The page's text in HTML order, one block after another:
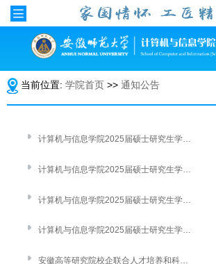
当前位置: 学院首页 >> 通知公告
计算机与信息学院2025届硕士研究生学位论文答辩公告（四）
计算机与信息学院2025届硕士研究生学位论文答辩公告（一）
安徽高等研究院校企联合人才培养和科研攻关项目计划招生遴选通知